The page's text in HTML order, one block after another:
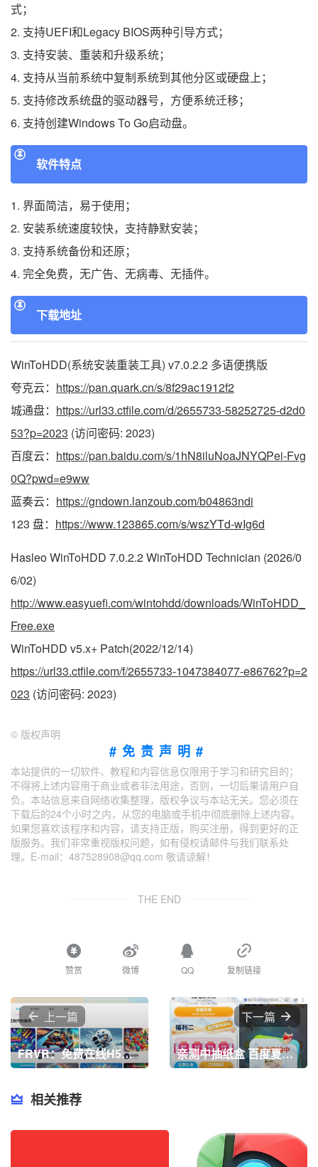
式；
2. 支持UEFI和Legacy BIOS两种引导方式；
3. 支持安装、重装和升级系统；
4. 支持从当前系统中复制系统到其他分区或硬盘上；
5. 支持修改系统盘的驱动器号，方便系统迁移；
6. 支持创建Windows To Go启动盘。
软件特点
1. 界面简洁，易于使用；
2. 安装系统速度较快，支持静默安装；
3. 支持系统备份和还原；
4. 完全免费，无广告、无病毒、无插件。
下载地址
WinToHDD(系统安装重装工具) v7.0.2.2 多语便携版
夸克云： https://pan.quark.cn/s/8f29ac1912f2
城通盘： https://url33.ctfile.com/d/2655733-58252725-d2d0
53?p=2023 (访问密码: 2023)
百度云： https://pan.baidu.com/s/1hN8iluNoaJNYQPei-Fvg
0Q?pwd=e9ww
蓝奏云： https://gndown.lanzoub.com/b04863ndi
123 盘： https://www.123865.com/s/wszYTd-wIg6d
Hasleo WinToHDD 7.0.2.2 WinToHDD Technician (2026/0
6/02)
http://www.easyuefi.com/wintohdd/downloads/WinToHDD_
Free.exe
WinToHDD v5.x+ Patch(2022/12/14)
https://url33.ctfile.com/f/2655733-1047384077-e86762?p=2
023 (访问密码: 2023)
© 版权声明
#免责声明#
本站提供的一切软件、教程和内容信息仅限用于学习和研究目的；
不得将上述内容用于商业或者非法用途，否则，一切后果请用户自
负。本站信息来自网络收集整理，版权争议与本站无关。您必须在
下载后的24个小时之内，从您的电脑或手机中彻底删除上述内容。
如果您喜欢该程序和内容，请支持正版，购买注册，得到更好的正
版服务。我们非常重视版权问题，如有侵权请邮件与我们联系处
理。E-mail：487528908@qq.com 敬请谅解！
THE END
赞赏 微博 QQ 复制链接
上一篇
FRVR：免费在线H5小游戏老牌平台，提供丰富的游戏选择，支持PC和移动端访问，享受轻松娱乐的乐趣
下一篇
亲测中抽纸盒 百度夏季打卡抽实物
相关推荐